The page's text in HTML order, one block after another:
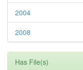
2004
2008
Has File(s)